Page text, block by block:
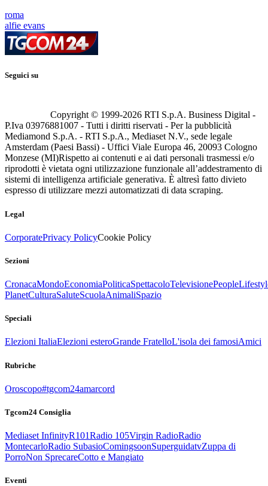
roma
alfie evans
Seguici su
Copyright © 1999-2026 RTI S.p.A. Business Digital -
P.Iva 03976881007 - Tutti i diritti riservati - Per la pubblicità
Mediamond S.p.A. - RTI S.p.A., Mediaset N.V., sede legale
Amsterdam (Paesi Bassi) - Uffici Viale Europa 46, 20093 Cologno
Monzese (MI)Rispetto ai contenuti e ai dati personali trasmessi e/o
riprodotti è vietata ogni utilizzazione funzionale all’addestramento di
sistemi di intelligenza artificiale generativa. È altresì fatto divieto
espresso di utilizzare mezzi automatizzati di data scraping.
Legal
CorporatePrivacy PolicyCookie Policy
Sezioni
CronacaMondoEconomiaPoliticaSpettacoloTelevisionePeople
PlanetCulturaSaluteScuolaAnimaliSpazio
Speciali
Elezioni ItaliaElezioni esteroGrande FratelloL'isola dei famosiAmici
Rubriche
Oroscopo#tgcom24amarcord
Tgcom24 Consiglia
Mediaset InfinityR101Radio 105Virgin RadioRadio
MontecarloRadio SubasioComingsoonSuperguidatvZuppa di
PorroNon SprecareCotto e Mangiato
Eventi